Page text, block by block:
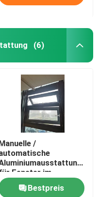
(6)
/
Fenster im
Stil 5 Jahre
Bestpreis